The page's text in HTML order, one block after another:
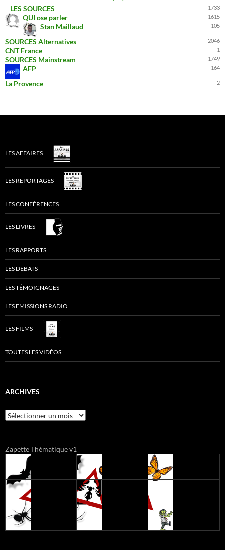
LES SOURCES
1733
QUI ose parler 1615
Stan Maillaud 105
SOURCES Alternatives 2046
CNT France 1
SOURCES Mainstream 1749
AFP 164
La Provence 2
LES AFFAIRES
LES REPORTAGES
LES CONFÉRENCES
LES LIVRES
LES RAPPORTS
LES DEBATS
LES TÉMOIGNAGES
LES EMISSIONS RADIO
LES FILMS
TOUTES LES VIDÉOS
ARCHIVES
Archives
Zapette Thématique v1